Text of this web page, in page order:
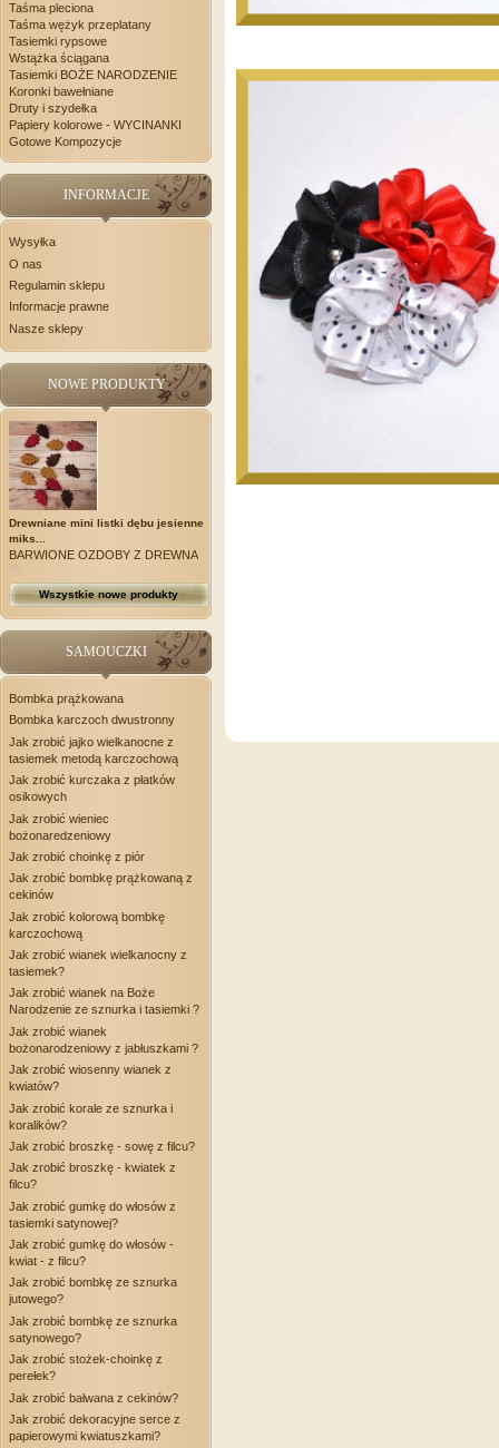
Taśma pleciona
Taśma wężyk przeplatany
Tasiemki rypsowe
Wstążka ściągana
Tasiemki BOŻE NARODZENIE
Koronki bawełniane
Druty i szydełka
Papiery kolorowe - WYCINANKI
Gotowe Kompozycje
INFORMACJE
Wysyłka
O nas
Regulamin sklepu
Informacje prawne
Nasze sklepy
NOWE PRODUKTY
Drewniane mini listki dębu jesienne
miks...
BARWIONE OZDOBY Z DREWNA
Wszystkie nowe produkty
SAMOUCZKI
Bombka prążkowana
Bombka karczoch dwustronny
Jak zrobić jajko wielkanocne z
tasiemek metodą karczochową
Jak zrobić kurczaka z płatków
osikowych
Jak zrobić wieniec
bożonaredzeniowy
Jak zrobić choinkę z piór
Jak zrobić bombkę prążkowaną z
cekinów
Jak zrobić kolorową bombkę
karczochową
Jak zrobić wianek wielkanocny z
tasiemek?
Jak zrobić wianek na Boże
Narodzenie ze sznurka i tasiemki ?
Jak zrobić wianek
bożonarodzeniowy z jabłuszkami ?
Jak zrobić wiosenny wianek z
kwiatów?
Jak zrobić korale ze sznurka i
koralików?
Jak zrobić broszkę - sowę z filcu?
Jak zrobić broszkę - kwiatek z
filcu?
Jak zrobić gumkę do włosów z
tasiemki satynowej?
Jak zrobić gumkę do włosów -
kwiat - z filcu?
Jak zrobić bombkę ze sznurka
jutowego?
Jak zrobić bombkę ze sznurka
satynowego?
Jak zrobić stożek-choinkę z
perełek?
Jak zrobić bałwana z cekinów?
Jak zrobić dekoracyjne serce z
papierowymi kwiatuszkami?